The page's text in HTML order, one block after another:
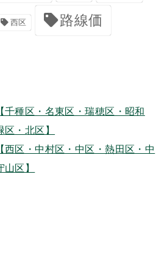
西区 路線価
千種区・名東区・瑞穂区・昭和
・北区】
西区・中村区・中区・熱田区・中
区】